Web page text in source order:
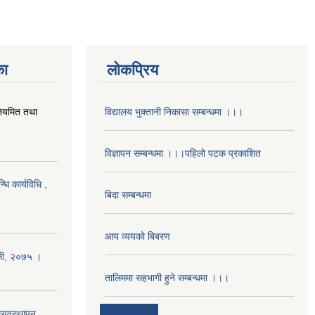
तथा
कार्यविधि ,
२०७५ ।
लोकप्रिय
विद्यालय भुक्तानी निकासा सम्बन्धमा ।।।
विज्ञापन सम्बन्धमा ।।।पहिलो पटक प्रकाशित
बिदा सम्बन्धमा
आय व्ययकाे बिबरण
तालिममा सहभागी हुने सम्बन्धमा ।।।